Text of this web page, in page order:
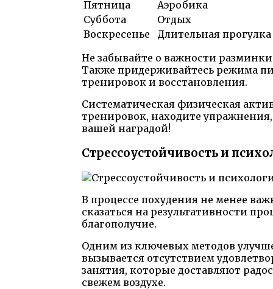
Пятница
Аэробика
Суббота
Отдых
Воскресенье
Длительная прогулка
Не забывайте о важности
Также придерживайтесь режима
тренировок и восстановления.
Систематическая физическая
тренировок, находите упражнения,
вашей наградой!
Стрессоустойчивость и
В процессе похудения не менее
сказаться на результативности
благополучие.
Одним из ключевых методов
вызывается отсутствием
занятия, которые доставляют
свежем воздухе.